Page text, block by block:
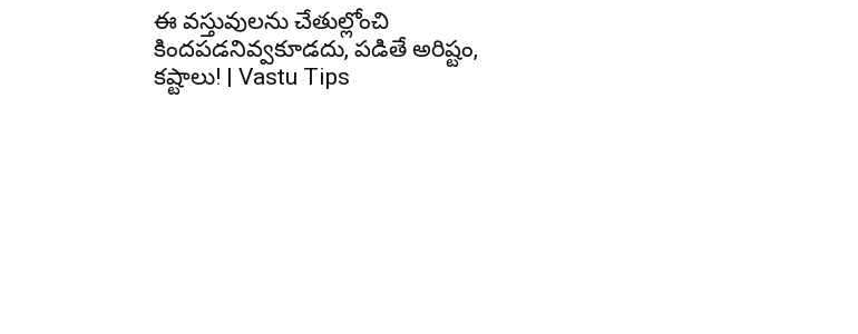
ఈ వస్తువులను చేతుల్లోంచి
కిందపడనివ్వకూడదు, పడితే అరిష్టం,
కష్టాలు! | Vastu Tips